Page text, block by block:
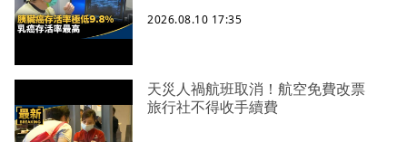
2026.08.10 17:35
天災人禍航班取消！航空免費改票
旅行社不得收手續費